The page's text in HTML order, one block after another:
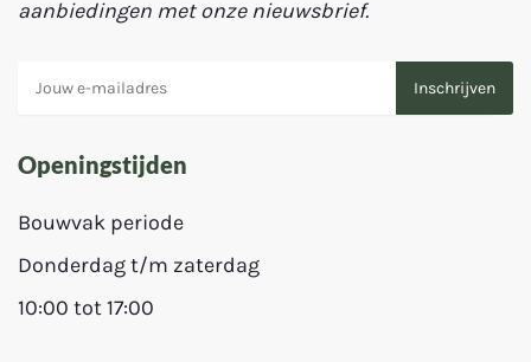
aanbiedingen met onze nieuwsbrief.
Openingstijden
Bouwvak periode
Donderdag t/m zaterdag
10:00 tot 17:00